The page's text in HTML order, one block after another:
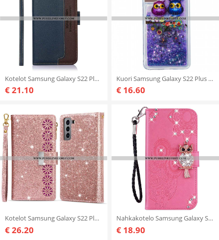
Kotelot Samsung Galaxy S22 Plus 5G Litsi Style Rfid Khazneh
€ 21.10
Kuori Samsung Galaxy S22 Plus 5G Kimaltelevat Pöllöt
€ 16.60
Kotelot Samsung Galaxy S22 Plus 5G Lompakkokotelo Paljetteja Vetoketjullinen Lompakko
€ 26.20
Nahkakotelo Samsung Galaxy S22 Plus 5G Pöllö Mandala Ja Charm
€ 18.90